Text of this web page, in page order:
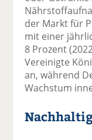
der Markt für
mit einer
8 Prozent
Vereinigte
an, während
Wachstum